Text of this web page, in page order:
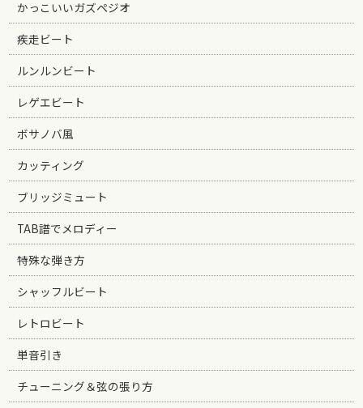
かっこいいガズペジオ
疾走ビート
ルンルンビート
レゲエビート
ボサノバ風
カッティング
ブリッジミュート
TAB譜でメロディー
特殊な弾き方
シャッフルビート
レトロビート
単音引き
チューニング＆弦の張り方